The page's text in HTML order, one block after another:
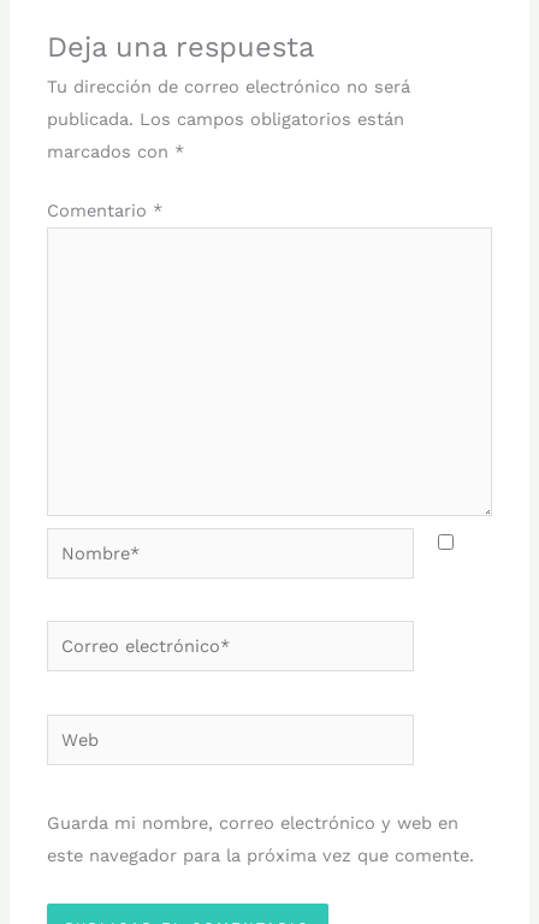
Deja una respuesta
Tu dirección de correo electrónico no será
publicada. Los campos obligatorios están
marcados con *
Comentario *
Nombre*
Correo
electrónico*
Web
Guarda mi nombre, correo electrónico y web en
este navegador para la próxima vez que comente.